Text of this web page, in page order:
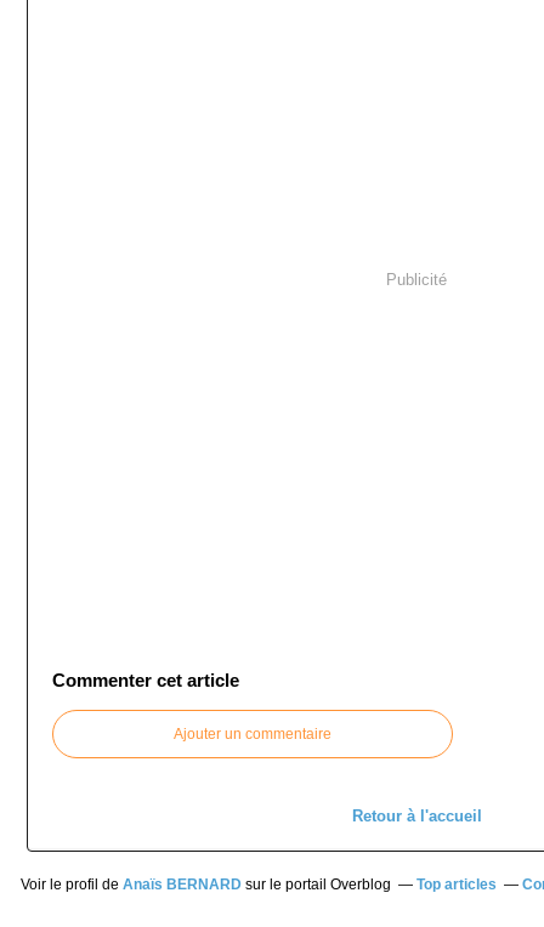
Publicité
Commenter cet article
Ajouter un commentaire
Retour à l'accueil
Voir le profil de Anaïs BERNARDsur le portail Overblog Top articles